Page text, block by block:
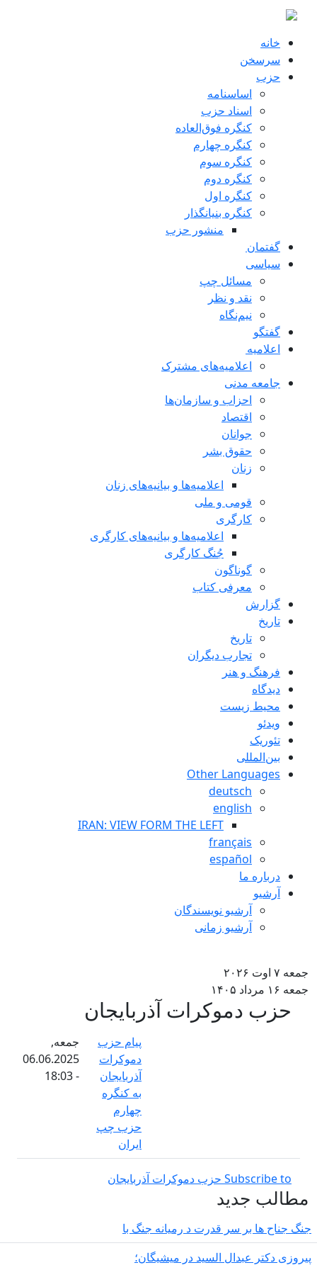
به محتوای اصلی
خانه
سرسخن
حزب
اساسنامه
اسناد حزب
کنگره فوق‌العاده
کنگره چهارم
کنگره سوم
کنگره دوم
کنگره اول
کنگره بنیانگذار
منشور حزب
گفتمان
سياسی
مسائل چپ
نقد و نظر
نیم‌نگاه
گفتگو
اعلاميه
اعلامیه‌های مشترک
جامعه مدنی
احزاب و سازمان‌ها
اقتصاد
جوانان
حقوق بشر
زنان
اعلامیه‌ها و بیانیه‌های زنان
قومی و ملی
کارگری
اعلامیه‌ها و بیانیه‌های کارگری
جُنگ کارگری
گوناگون
معرفی کتاب
گزارش
تاریخ
تاريخ
تجارب ديگران
فرهنگ و هنر
دیدگاه
محیط زیست
ویدئو
تئوریک
بین‌المللی
Other Languages
deutsch
english
IRAN: VIEW FORM THE LEFT
français
español
درباره ما
آرشیو
آرشیو نویسندگان
آرشیو زمانی
۷ اوت ۲۰۲۶
۱۶ مرداد ۱۴۰۵
حزب دموکرات آذربایجان
پیام حزب
دموکرات
آذربایجان
به کنگره
چهارم
حزب چپ
ایران
جمعه,
06.06.2025
Subscribe to حزب دموکرات آذربایجان
جدید
جناح ها بر سر قدرت د رمیانە جنگ با
دکتر عبدال السید در میشیگان؛